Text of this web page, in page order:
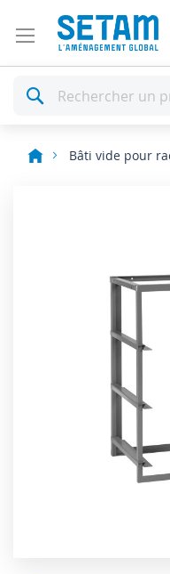
Rechercher
Bâti vide pour